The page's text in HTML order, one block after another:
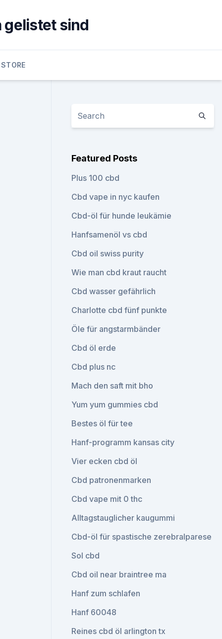
gelistet sind
Featured Posts
Plus 100 cbd
Cbd vape in nyc kaufen
Cbd-öl für hunde leukämie
Hanfsamenöl vs cbd
Cbd oil swiss purity
Wie man cbd kraut raucht
Cbd wasser gefährlich
Charlotte cbd fünf punkte
Öle für angstarmbänder
Cbd öl erde
Cbd plus nc
Mach den saft mit bho
Yum yum gummies cbd
Bestes öl für tee
Hanf-programm kansas city
Vier ecken cbd öl
Cbd patronenmarken
Cbd vape mit 0 thc
Alltagstauglicher kaugummi
Cbd-öl für spastische zerebralparese
Sol cbd
Cbd oil near braintree ma
Hanf zum schlafen
Hanf 60048
Reines cbd öl arlington tx